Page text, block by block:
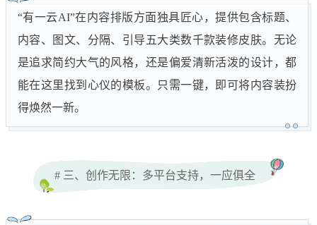
“有一云AI”在内容排版方面独具匠心，提供包含标题、
内容、图文、分隔、引导五大类数千款装修皮肤。无论
是追求简约大气的风格，还是偏爱清新活泼的设计，都
能在这里找到心仪的模板。只需一键，即可将内容装扮
得焕然一新。
# 三、创作无限：多平台支持，一应俱全